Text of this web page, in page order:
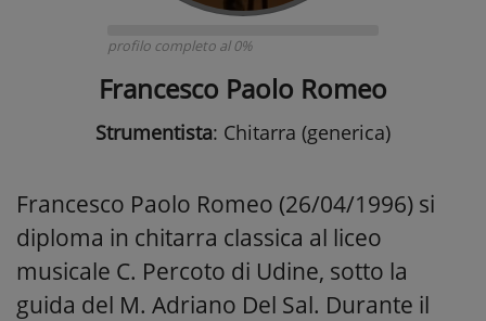
profilo completo al 0%
Francesco Paolo Romeo
Strumentista: Chitarra (generica)
Francesco Paolo Romeo (26/04/1996) si
diploma in chitarra classica al liceo
musicale C. Percoto di Udine, sotto la
guida del M. Adriano Del Sal. Durante il